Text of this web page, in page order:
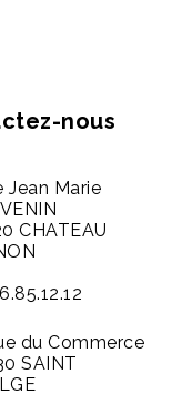
nous
Jean Marie
CHATEAU
du Commerce
SAINT